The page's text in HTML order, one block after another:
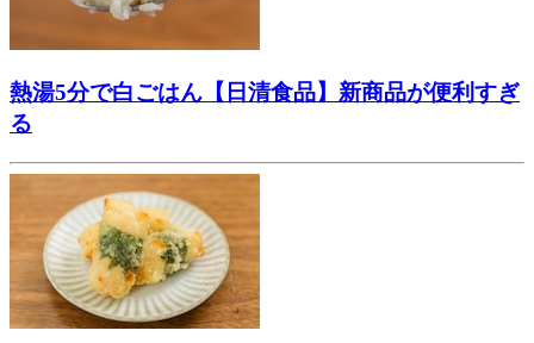
熱湯5分で白ごはん【日清食品】新商品が便利すぎ
る